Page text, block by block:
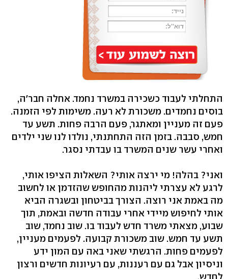
התחלתי לעבוד כשכירה במשרד נחמד. אחלה חבר'ה,
בוסים נחמדים. משכורת לא רעה. משימות לפי הזמנה.
פעם זה מעניין ומאתגר, פעם הרבה פחות. תשע עד
חמש, סבבה. בזמן הזה התחתנתי, נולדו לנו שני ילדים
ואחרי עשר שנים המשרד בו עבדתי נסגר.
ואני? בהלה! מי ירצה אותי? השאלות הציפו אותי,
לרגע לא עצרתי ליהנות מהחופש שהזדמן או לחשוב
מה באמת אני רוצה. הצורך בביטחון ובשגרה הביא
אותי לחיפוש מיידי אחרי עבודה חדשה ובאמת, תוך
שבוע, מצאתי משרד חדש לעבוד בו. שוב נחמד, שוב
תשע עד חמש. שוב משכורת קבועה. לפעמים מעניין,
לפעמים פחות. הרגשתי שאני באה עם המון ידע
וניסיון אבל גם עם רעננות, עם רעיונות חדשים ורצון